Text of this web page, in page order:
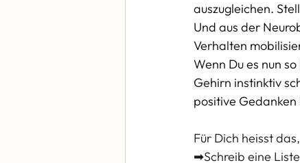
auszugleichen.
Und aus der
Verhalten
Wenn Du es nun
Gehirn instinktiv
positive Gedanken
Für Dich heisst
➡Schreib eine